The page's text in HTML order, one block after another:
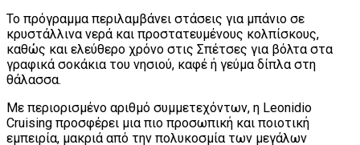
Το πρόγραμμα περιλαμβάνει στάσεις για μπάνιο σε
κρυστάλλινα νερά και προστατευμένους κολπίσκους,
καθώς και ελεύθερο χρόνο στις Σπέτσες για βόλτα στα
γραφικά σοκάκια του νησιού, καφέ ή γεύμα δίπλα στη
θάλασσα.
Με περιορισμένο αριθμό συμμετεχόντων, η Leonidio
Cruising προσφέρει μια πιο προσωπική και ποιοτική
εμπειρία, μακριά από την πολυκοσμία των μεγάλων